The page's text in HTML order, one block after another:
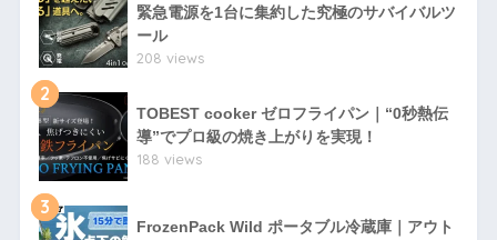
緊急電源を1台に集約した究極のサバイバルツ
ール
208 views
2
TOBEST cooker ゼロフライパン｜“0秒熱伝
導”でプロ級の焼き上がりを実現！
188 views
3
FrozenPack Wild ポータブル冷蔵庫｜アウト